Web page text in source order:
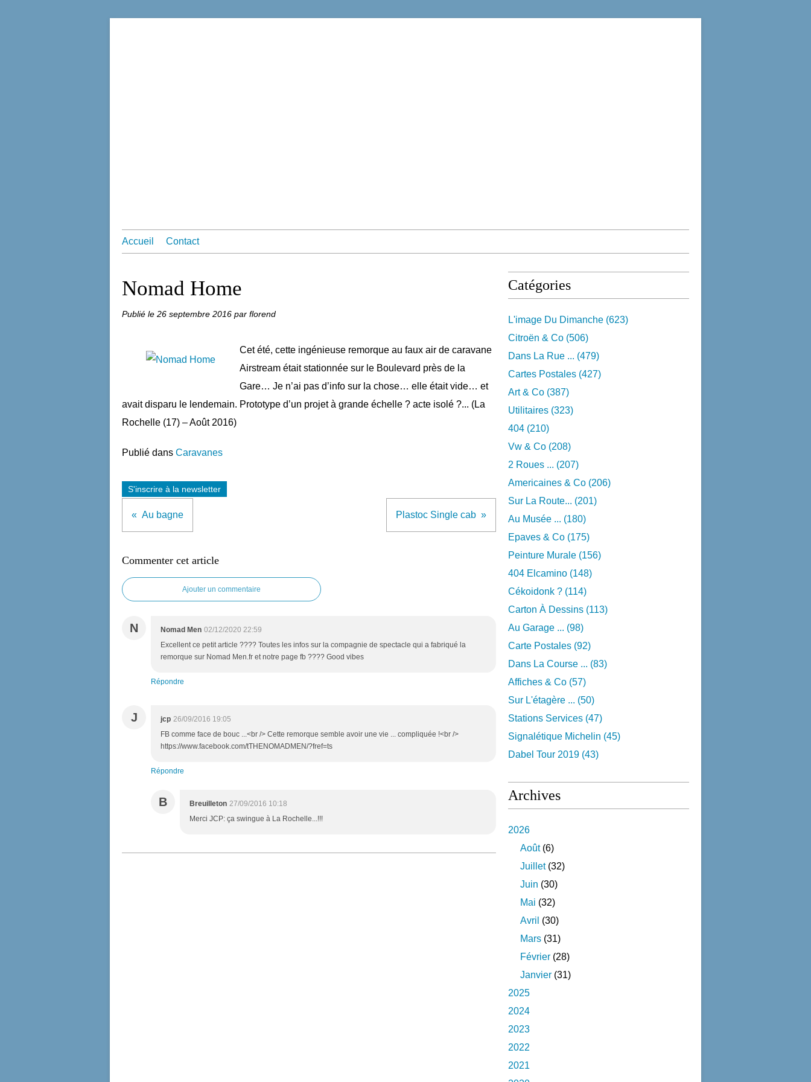
Accueil Contact
Nomad Home
Publié le 26 septembre 2016 par florend
Cet été, cette ingénieuse remorque au faux air de caravane
Airstream était stationnée sur le Boulevard près de la
Gare… Je n’ai pas d’info sur la chose… elle était vide… et
avait disparu le lendemain. Prototype d’un projet à grande échelle ? acte isolé ?... (La
Rochelle (17) – Août 2016)
Publié dans Caravanes
S'inscrire à la newsletter
Au bagne Plastoc Single cab
Commenter cet article
Ajouter un commentaire
N Nomad Men 02/12/2020 22:59
Excellent ce petit article ???? Toutes les infos sur la compagnie de spectacle qui a fabriqué la
remorque sur Nomad Men.fr et notre page fb ???? Good vibes
Répondre
J jcp 26/09/2016 19:05
FB comme face de bouc ...<br /> Cette remorque semble avoir une vie ... compliquée !<br />
https://www.facebook.com/tTHENOMADMEN/?fref=ts
Répondre
B Breuilleton 27/09/2016 10:18
Merci JCP: ça swingue à La Rochelle...!!!
Catégories
L'image Du Dimanche (623)
Citroën & Co (506)
Dans La Rue ... (479)
Cartes Postales (427)
Art & Co (387)
Utilitaires (323)
404 (210)
Vw & Co (208)
2 Roues ... (207)
Americaines & Co (206)
Sur La Route... (201)
Au Musée ... (180)
Epaves & Co (175)
Peinture Murale (156)
404 Elcamino (148)
Cékoidonk ? (114)
Carton À Dessins (113)
Au Garage ... (98)
Carte Postales (92)
Dans La Course ... (83)
Affiches & Co (57)
Sur L'étagère ... (50)
Stations Services (47)
Signalétique Michelin (45)
Dabel Tour 2019 (43)
Archives
2026
Août(6)
Juillet(32)
Juin (30)
Mai (32)
Avril (30)
Mars (31)
Février (28)
Janvier (31)
2025
2024
2023
2022
2021